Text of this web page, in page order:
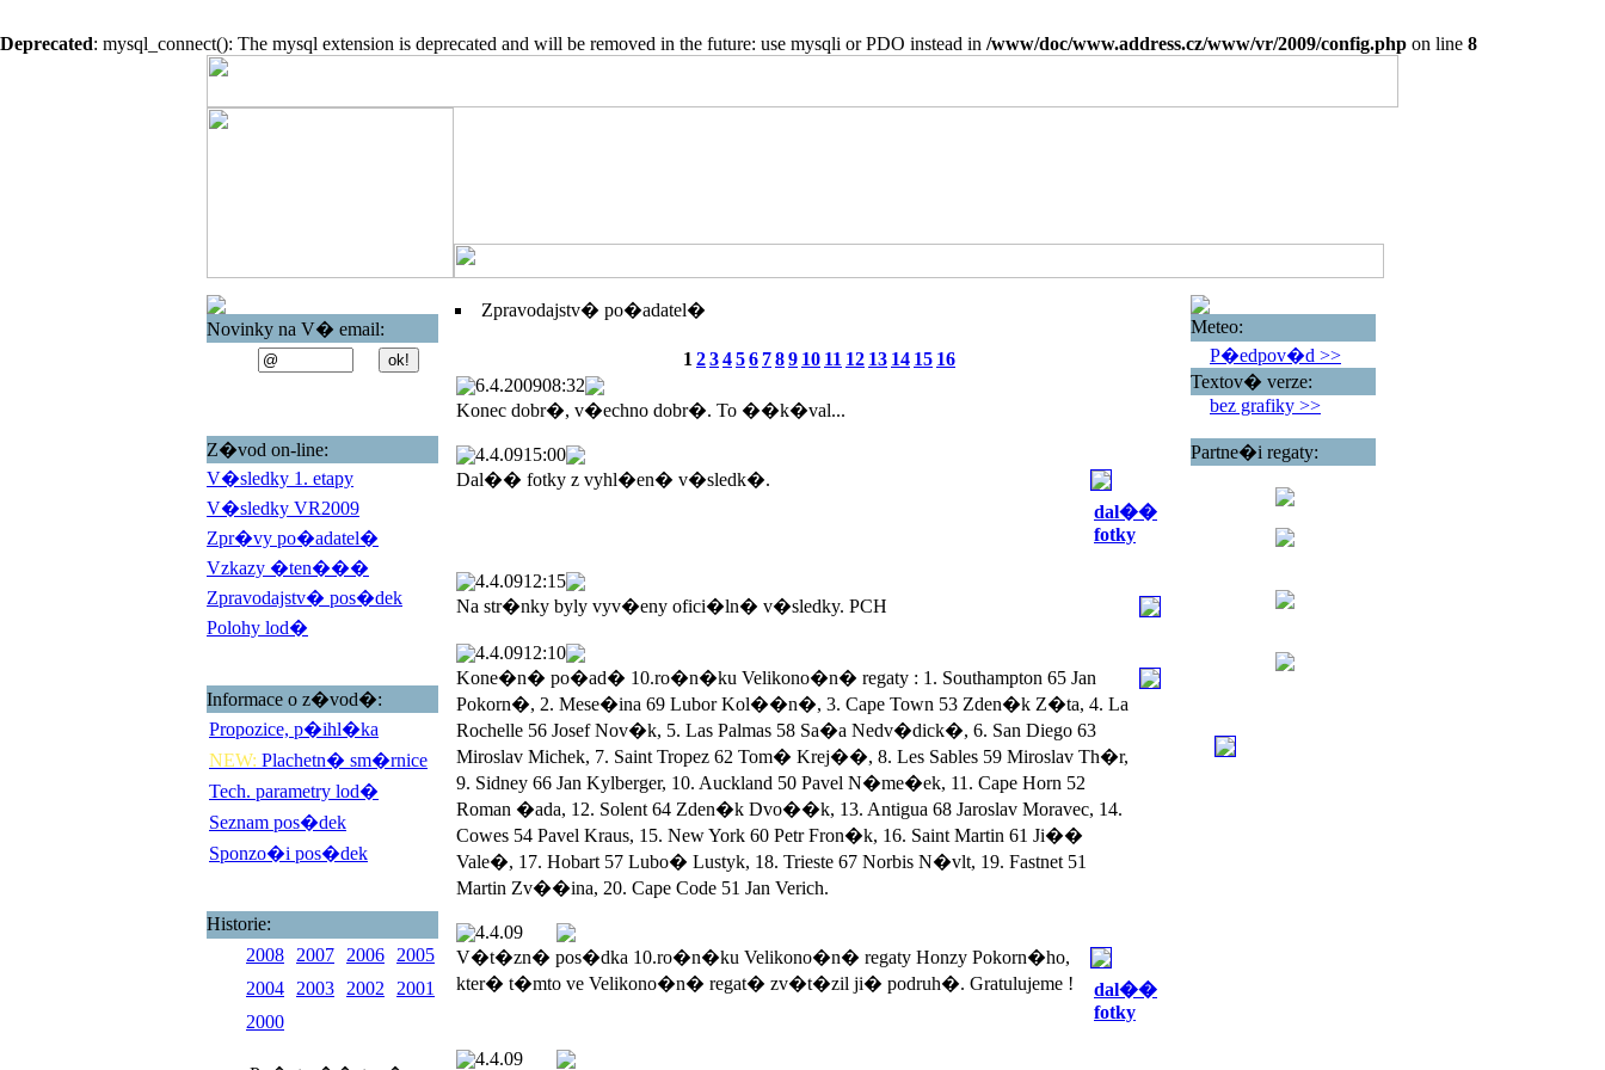
Deprecated: mysql_connect(): The mysql extension is deprecated and will be removed in the future: use mysqli or PDO instead in /www/doc/www.address.cz/www/vr/2009/config.php on line 8
Novinky na V� email:
Z�vod on-line:
V�sledky 1. etapy
V�sledky VR2009
Zpr�vy po�adatel�
Vzkazy �ten���
Zpravodajstv� pos�dek
Polohy lod�
Informace o z�vod�:
Propozice, p�ihl�ka
NEW: Plachetn� sm�rnice
Tech. parametry lod�
Seznam pos�dek
Sponzo�i pos�dek
Historie:
2008
2007 2006
2005
2004
2003 2002
2001
2000
Zpravodajstv� po�adatel�
1 23456 789 10 11 12 13 14 15 16
6.4.200908:32
Konec dobr�, v�echno dobr�. To ��k�val...
4.4.0915:00
Dal�� fotky z vyhl�en� v�sledk�.
dal��
fotky
4.4.0912:15
Na str�nky byly vyv�eny ofici�ln� v�sledky. PCH
4.4.0912:10
Kone�n� po�ad� 10.ro�n�ku Velikono�n� regaty : 1. Southampton 65 Jan
Pokorn�, 2. Mese�ina 69 Lubor Kol��n�, 3. Cape Town 53 Zden�k Z�ta, 4. La
Rochelle 56 Josef Nov�k, 5. Las Palmas 58 Sa�a Nedv�dick�, 6. San Diego 63
Miroslav Michek, 7. Saint Tropez 62 Tom� Krej��, 8. Les Sables 59 Miroslav Th�r,
9. Sidney 66 Jan Kylberger, 10. Auckland 50 Pavel N�me�ek, 11. Cape Horn 52
Roman �ada, 12. Solent 64 Zden�k Dvo��k, 13. Antigua 68 Jaroslav Moravec, 14.
Cowes 54 Pavel Kraus, 15. New York 60 Petr Fron�k, 16. Saint Martin 61 Ji��
Vale�, 17. Hobart 57 Lubo� Lustyk, 18. Trieste 67 Norbis N�vlt, 19. Fastnet 51
Martin Zv��ina, 20. Cape Code 51 Jan Verich.
4.4.09
V�t�zn� pos�dka 10.ro�n�ku Velikono�n� regaty Honzy Pokorn�ho,
kter� t�mto ve Velikono�n� regat� zv�t�zil ji� podruh�. Gratulujeme !
dal��
fotky
4.4.09
Meteo:
P�edpov�d >>
Textov� verze:
bez grafiky >>
Partne�i regaty: